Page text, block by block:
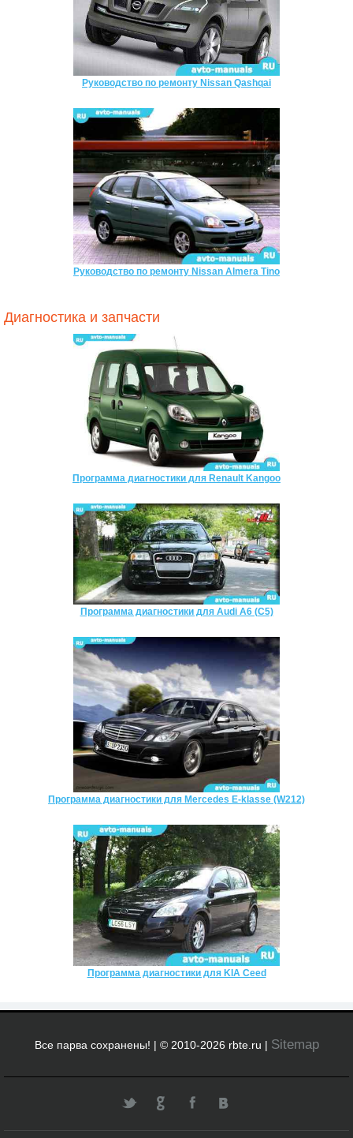
Руководство по ремонту Nissan Qashqai
Руководство по ремонту Nissan Almera Tino
Диагностика и запчасти
Программа диагностики для Renault Kangoo
Программа диагностики для Audi A6 (C5)
Программа диагностики для Mercedes E-klasse (W212)
Программа диагностики для KIA Ceed
Все парва сохранены! | © 2010-2026 rbte.ru | Sitemap